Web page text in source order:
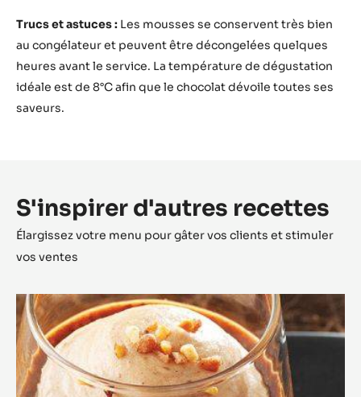
Trucs et astuces : Les mousses se conservent très bien
au congélateur et peuvent être décongelées quelques
heures avant le service. La température de dégustation
idéale est de 8°C afin que le chocolat dévoile toutes ses
saveurs.
S'inspirer d'autres recettes
Élargissez votre menu pour gâter vos clients et stimuler
vos ventes
Tartelette
destructurée